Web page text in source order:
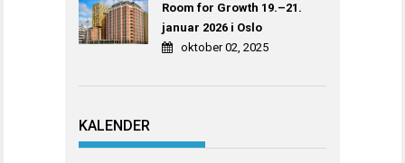
Room for Growth 19.–21.
januar 2026 i Oslo
oktober 02, 2025
KALENDER